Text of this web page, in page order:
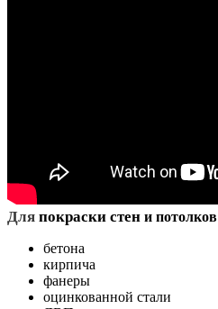
Для покраски стен и потолков
бетона
кирпича
фанеры
оцинкованной стали